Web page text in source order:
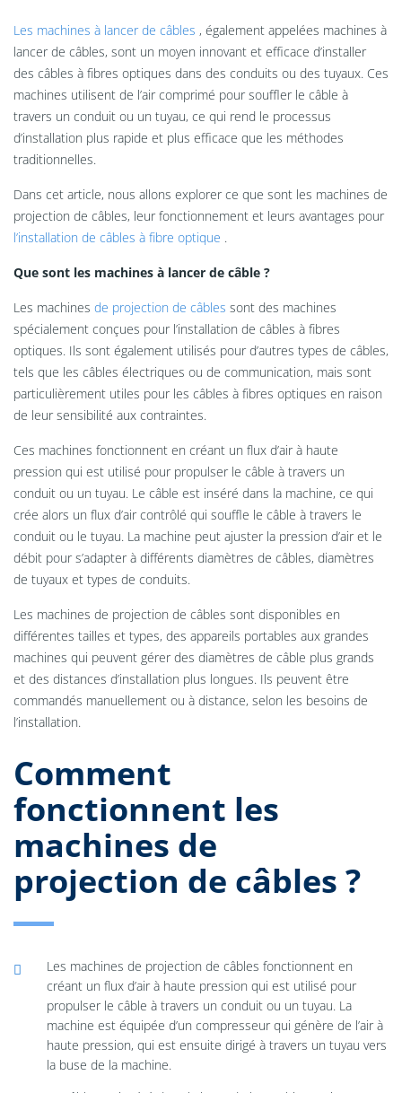
Les machines à lancer de câbles , également appelées machines à
lancer de câbles, sont un moyen innovant et efficace d’installer
des câbles à fibres optiques dans des conduits ou des tuyaux. Ces
machines utilisent de l’air comprimé pour souffler le câble à
travers un conduit ou un tuyau, ce qui rend le processus
d’installation plus rapide et plus efficace que les méthodes
traditionnelles.
Dans cet article, nous allons explorer ce que sont les machines de
projection de câbles, leur fonctionnement et leurs avantages pour
l’installation de câbles à fibre optique .
Que sont les machines à lancer de câble ?
Les machines de projection de câbles sont des machines
spécialement conçues pour l’installation de câbles à fibres
optiques. Ils sont également utilisés pour d’autres types de câbles,
tels que les câbles électriques ou de communication, mais sont
particulièrement utiles pour les câbles à fibres optiques en raison
de leur sensibilité aux contraintes.
Ces machines fonctionnent en créant un flux d’air à haute
pression qui est utilisé pour propulser le câble à travers un
conduit ou un tuyau. Le câble est inséré dans la machine, ce qui
crée alors un flux d’air contrôlé qui souffle le câble à travers le
conduit ou le tuyau. La machine peut ajuster la pression d’air et le
débit pour s’adapter à différents diamètres de câbles, diamètres
de tuyaux et types de conduits.
Les machines de projection de câbles sont disponibles en
différentes tailles et types, des appareils portables aux grandes
machines qui peuvent gérer des diamètres de câble plus grands
et des distances d’installation plus longues. Ils peuvent être
commandés manuellement ou à distance, selon les besoins de
l’installation.
Comment
fonctionnent les
machines de
projection de câbles ?
Les machines de projection de câbles fonctionnent en
créant un flux d’air à haute pression qui est utilisé pour
propulser le câble à travers un conduit ou un tuyau. La
machine est équipée d’un compresseur qui génère de l’air à
haute pression, qui est ensuite dirigé à travers un tuyau vers
la buse de la machine.